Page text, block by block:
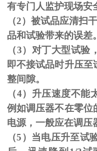
有专门人监护现场安
（2）被试品应清扫
品和试验带来的误差。
（3）对丁大型试验
即不接试品时升压至
整间隙。
（4）升压速度不能
例如调压器不在零位
电源，一般应在调压
（5 ）当电压升至试